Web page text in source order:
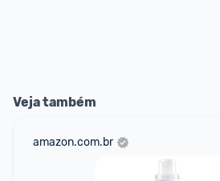
Veja também
amazon.com.br